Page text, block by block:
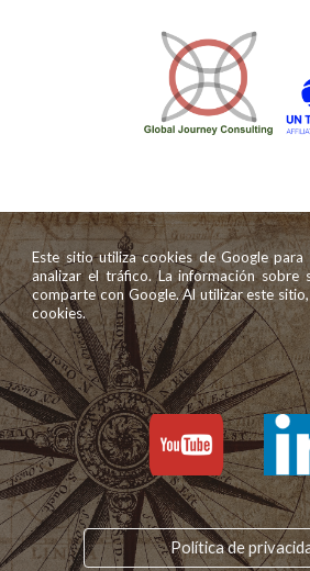
Este sitio utiliza cookies de Google
analizar el tráfico. La información sobre
comparte con Google. Al utilizar este
cookies.
Política de